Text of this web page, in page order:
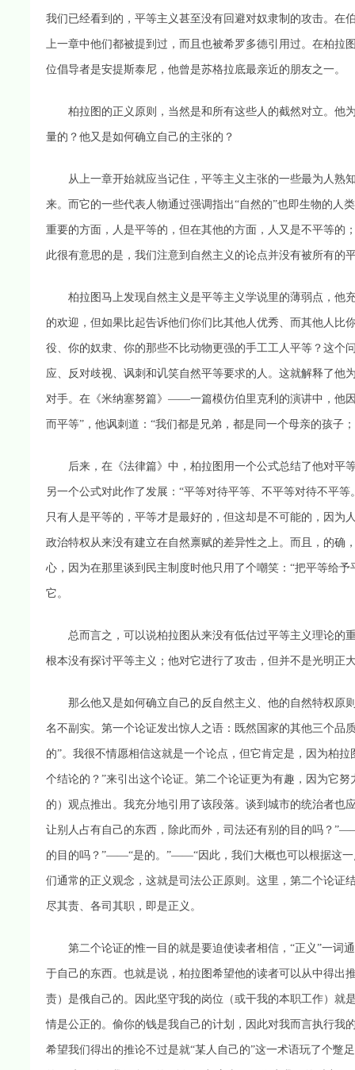
我们已经看到的，平等主义甚至没有回避对奴隶制的攻击。在
上一章中他们都被提到过，而且也被希罗多德引用过。在柏拉
位倡导者是安提斯泰尼，他曾是苏格拉底最亲近的朋友之一。
柏拉图的正义原则，当然是和所有这些人的截然对立。他
量的？他又是如何确立自己的主张的？
从上一章开始就应当记住，平等主义主张的一些最为人熟
来。而它的一些代表人物通过强调指出“自然的”也即生物的人
重要的方面，人是平等的，但在其他的方面，人又是不平等的
此很有意思的是，我们注意到自然主义的论点并没有被所有
柏拉图马上发现自然主义是平等主义学说里的薄弱点，他
的欢迎，但如果比起告诉他们你们比其他人优秀、而其他人
役、你的奴隶、你的那些不比动物更强的手工工人平等？这个
应、反对歧视、讽刺和讥笑自然平等要求的人。这就解释了
对手。在《米纳塞努篇》——一篇模仿伯里克利的演讲中，他
而平等”，他讽刺道：“我们都是兄弟，都是同一个母亲的孩
后来，在《法律篇》中，柏拉图用一个公式总结了他对平
另一个公式对此作了发展：“平等对待平等、不平等对待不平
只有人是平等的，平等才是最好的，但这却是不可能的，因
政治特权从来没有建立在自然禀赋的差异性之上。而且，的确
心，因为在那里谈到民主制度时他只用了个嘲笑：“把平等给
它。
总而言之，可以说柏拉图从来没有低估过平等主义理论的
根本没有探讨平等主义；他对它进行了攻击，但并不是光明正
那么他又是如何确立自己的反自然主义、他的自然特权原
名不副实。第一个论证发出惊人之语：既然国家的其他三个品
的”。我很不情愿相信这就是一个论点，但它肯定是，因为
个结论的？”来引出这个论证。第二个论证更为有趣，因为它
的）观点推出。我充分地引用了该段落。谈到城市的统治者也
让别人占有自己的东西，除此而外，司法还有别的目的吗？
的目的吗？”——“是的。”——“因此，我们大概也可以根据这一
们通常的正义观念，这就是司法公正原则。这里，第二个论证
尽其责、各司其职，即是正义。
第二个论证的惟一目的就是要迫使读者相信，“正义”一词
于自己的东西。也就是说，柏拉图希望他的读者可以从中得出
责）是俄自己的。因此坚守我的岗位（或干我的本职工作）就
情是公正的。偷你的钱是我自己的计划，因此对我而言执行我
希望我们得出的推论不过是就“某人自己的”这一术语玩了个蹩